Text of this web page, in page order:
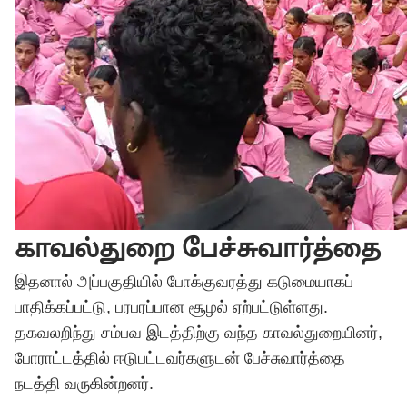
காவல்துறை பேச்சுவார்த்தை
இதனால் அப்பகுதியில் போக்குவரத்து கடுமையாகப்
பாதிக்கப்பட்டு, பரபரப்பான சூழல் ஏற்பட்டுள்ளது. ​
தகவலறிந்து சம்பவ இடத்திற்கு வந்த காவல்துறையினர்,
போராட்டத்தில் ஈடுபட்டவர்களுடன் பேச்சுவார்த்தை
நடத்தி வருகின்றனர்.